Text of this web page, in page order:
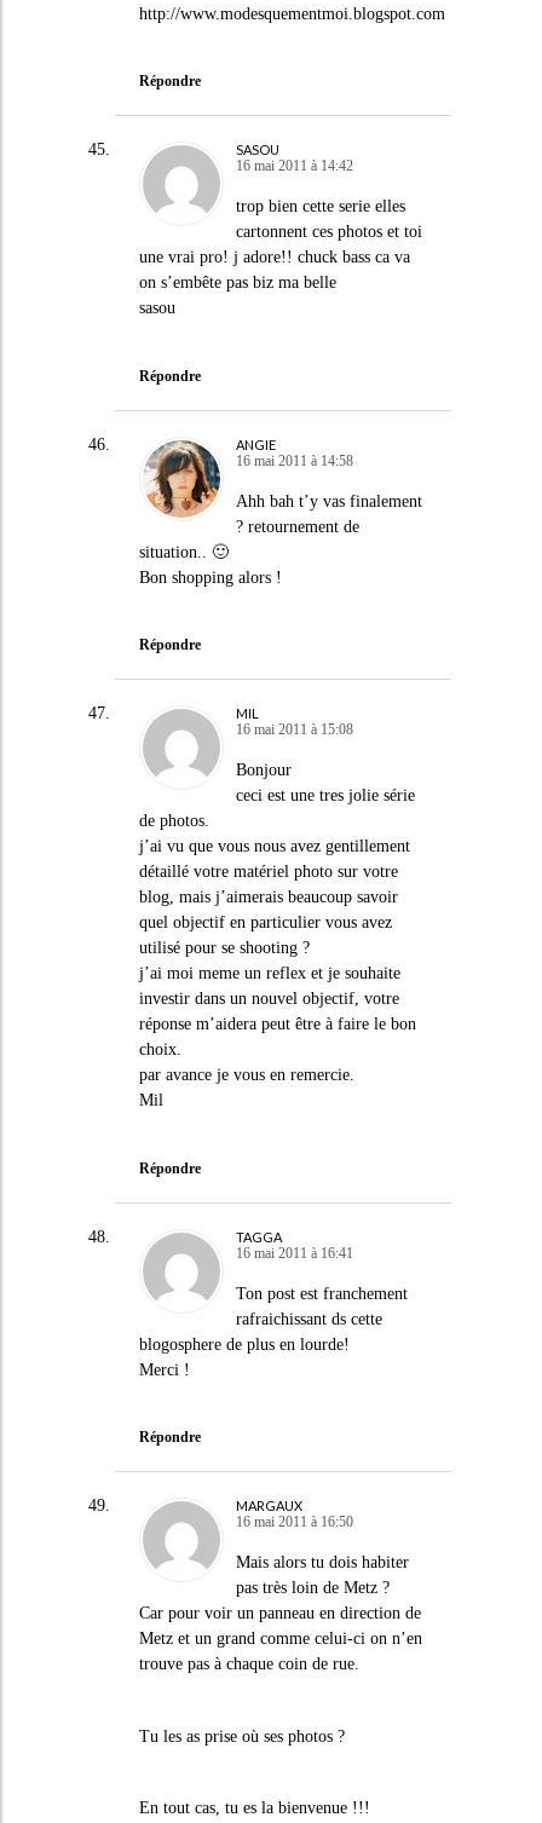
http://www.modesquementmoi.blogspot.com
Répondre
SASOU
16 mai 2011 à 14:42
trop bien cette serie elles
cartonnent ces photos et toi
une vrai pro! j adore!! chuck bass ca va
on s’embête pas biz ma belle
sasou
Répondre
ANGIE
16 mai 2011 à 14:58
Ahh bah t’y vas finalement
? retournement de
situation.. 🙂
Bon shopping alors !
Répondre
MIL
16 mai 2011 à 15:08
Bonjour
ceci est une tres jolie série
de photos.
j’ai vu que vous nous avez gentillement
détaillé votre matériel photo sur votre
blog, mais j’aimerais beaucoup savoir
quel objectif en particulier vous avez
utilisé pour se shooting ?
j’ai moi meme un reflex et je souhaite
investir dans un nouvel objectif, votre
réponse m’aidera peut être à faire le bon
choix.
par avance je vous en remercie.
Mil
Répondre
TAGGA
16 mai 2011 à 16:41
Ton post est franchement
rafraichissant ds cette
blogosphere de plus en lourde!
Merci !
Répondre
MARGAUX
16 mai 2011 à 16:50
Mais alors tu dois habiter
pas très loin de Metz ?
Car pour voir un panneau en direction de
Metz et un grand comme celui-ci on n’en
trouve pas à chaque coin de rue.
Tu les as prise où ses photos ?
En tout cas, tu es la bienvenue !!!